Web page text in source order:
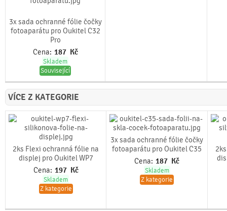
3x sada ochranné fólie čočky
fotoaparátu pro Oukitel C32
Pro
Cena: 187 Kč
Skladem
Související
VÍCE Z KATEGORIE
2ks Flexi ochranná fólie na
displej pro Oukitel WP7
Cena: 197 Kč
Skladem
Z kategorie
3x sada ochranné fólie čočky
fotoaparátu pro Oukitel C35
Cena: 187 Kč
Skladem
Z kategorie